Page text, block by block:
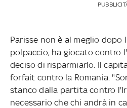
Parisse non è al meglio
polpaccio, ha giocato contro
deciso di risparmiarlo. Il
forfait contro la Romania.
stanco dalla partita contro
necessario che chi andrà in